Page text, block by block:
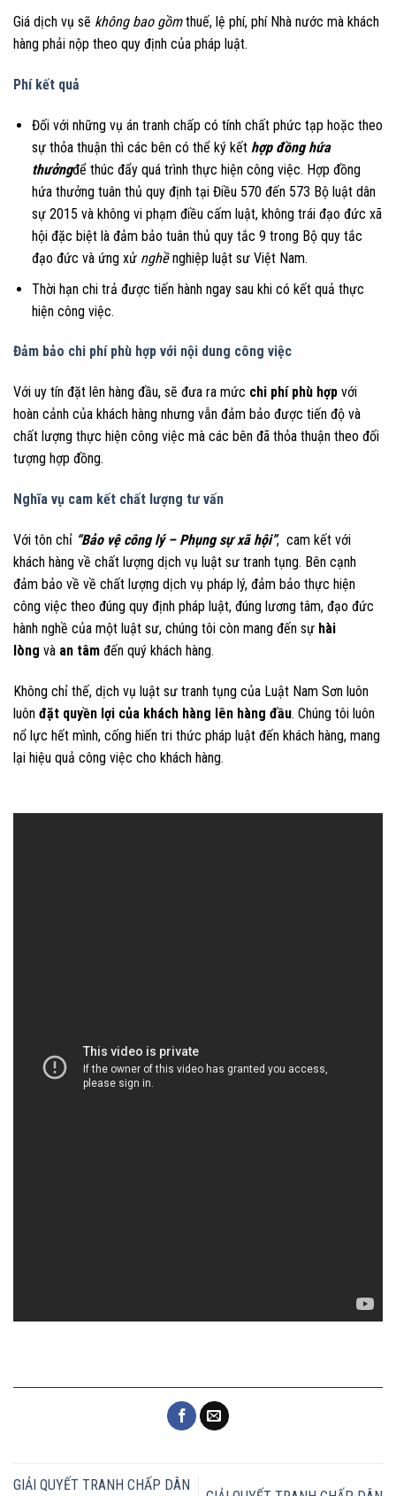
Giá dịch vụ sẽ không bao gồmthuế, lệ phí, phí Nhà nước mà khách
hàng phải nộp theo quy định của pháp luật.
Phí kết quả
Đối với những vụ án tranh chấp có tính chất phức tạp hoặc theo
sự thỏa thuận thì các bên có thể ký kết hợp đồng hứa
thưởngđể thúc đẩy quá trình thực hiện công việc. Hợp đồng
hứa thưởng tuân thủ quy định tại Điều 570 đến 573 Bộ luật dân
sự 2015 và không vi phạm điều cấm luật, không trái đạo đức xã
hội đặc biệt là đảm bảo tuân thủ quy tắc 9 trong Bộ quy tắc
đạo đức và ứng xử nghềnghiệp luật sư Việt Nam.
Thời hạn chi trả được tiến hành ngay sau khi có kết quả thực
hiện công việc.
Đảm bảo chi phí phù hợp với nội dung công việc
Với uy tín đặt lên hàng đầu, sẽ đưa ra mức chi phí phù hợp với
hoàn cảnh của khách hàng nhưng vẫn đảm bảo được tiến độ và
chất lượng thực hiện công việc mà các bên đã thỏa thuận theo đối
tượng hợp đồng.
Nghĩa vụ cam kết chất lượng tư vấn
Với tôn chỉ “Bảo vệ công lý – Phụng sự xã hội”, cam kết với
khách hàng về chất lượng dịch vụ luật sư tranh tụng. Bên cạnh
đảm bảo về về chất lượng dịch vụ pháp lý, đảm bảo thực hiện
công việc theo đúng quy định pháp luật, đúng lương tâm, đạo đức
hành nghề của một luật sư, chúng tôi còn mang đến sự hài
lòng và an tâm đến quý khách hàng.
Không chỉ thế, dịch vụ luật sư tranh tụng của Luật Nam Sơn luôn
luôn đặt quyền lợi của khách hàng lên hàng đầu. Chúng tôi luôn
nổ lực hết mình, cống hiến tri thức pháp luật đến khách hàng, mang
lại hiệu quả công việc cho khách hàng.
GIẢI QUYẾT TRANH CHẤP DÂN